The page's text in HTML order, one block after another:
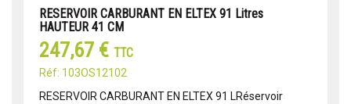
RESERVOIR CARBURANT EN ELTEX 91 Litres
HAUTEUR 41 CM
247,67 € TTC
Réf: 103OS12102
RESERVOIR CARBURANT EN ELTEX 91 LRéservoir